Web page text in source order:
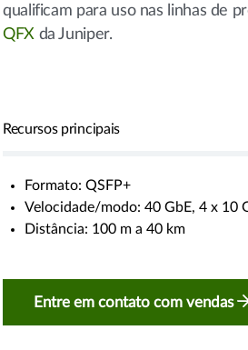
qualificam para uso nas linhas de
QFXda Juniper.
Recursos principais
Formato: QSFP+
Velocidade/modo: 40 GbE, 4 x 10
Distância: 100 m a 40 km
Entre em contato com vendas